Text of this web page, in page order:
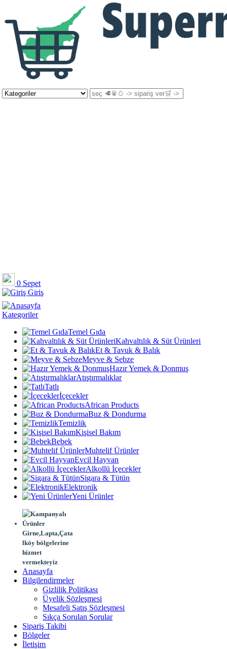
0 Sepet
Giriş
Kategoriler
Temel Gıda
Kahvaltılık & Süt Ürünleri
Et & Tavuk & Balık
Meyve & Sebze
Hazır Yemek & Donmuş
Atıştırmalıklar
Tatlı
İçecekler
African Products
Buz & Dondurma
Temizlik
Kişisel Bakım
Bebek
Muhtelif Ürünler
Evcil Hayvan
Alkollü İçecekler
Sigara & Tütün
Elektronik
Yeni Ürünler
Girne,Lapta,Çata
lköy bölgelerine
hizmet
vermekteyiz
Anasayfa
Bilgilendirmeler
Gizlilik Politikası
Üyelik Sözleşmesi
Mesafeli Satış Sözleşmesi
Sıkça Sorulan Sorular
Sipariş Takibi
Bölgeler
İletişim